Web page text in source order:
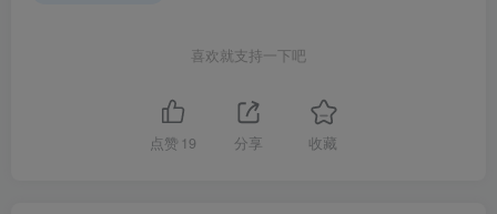
喜欢就支持一下吧
点赞 19 分享 收藏